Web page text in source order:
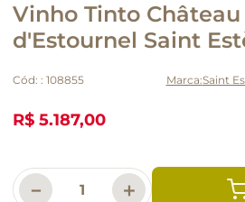
Vinho Tinto Château
d'Estournel Saint
Cód: : 108855 Saint
R$ 5.187,00
＋
－